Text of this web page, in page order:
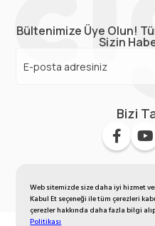
Web sitemizde size daha iyi hizmet
Kabul Et seçeneği ile tüm çerezleri
çerezler hakkında daha fazla bilgi
Politikası
Bültenimize Üye Olun!
Sizin
Bizi